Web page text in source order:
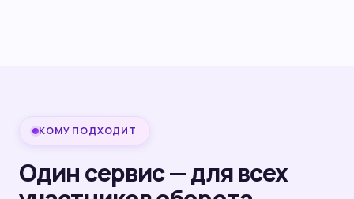
КОМУ ПОДХОДИТ
Один сервис — для всех